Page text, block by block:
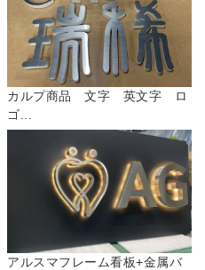
カルプ商品 文字 英文字 ロ
ゴ...
アルスマフレーム看板+金属バ